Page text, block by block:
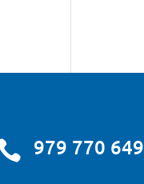
979 770 649